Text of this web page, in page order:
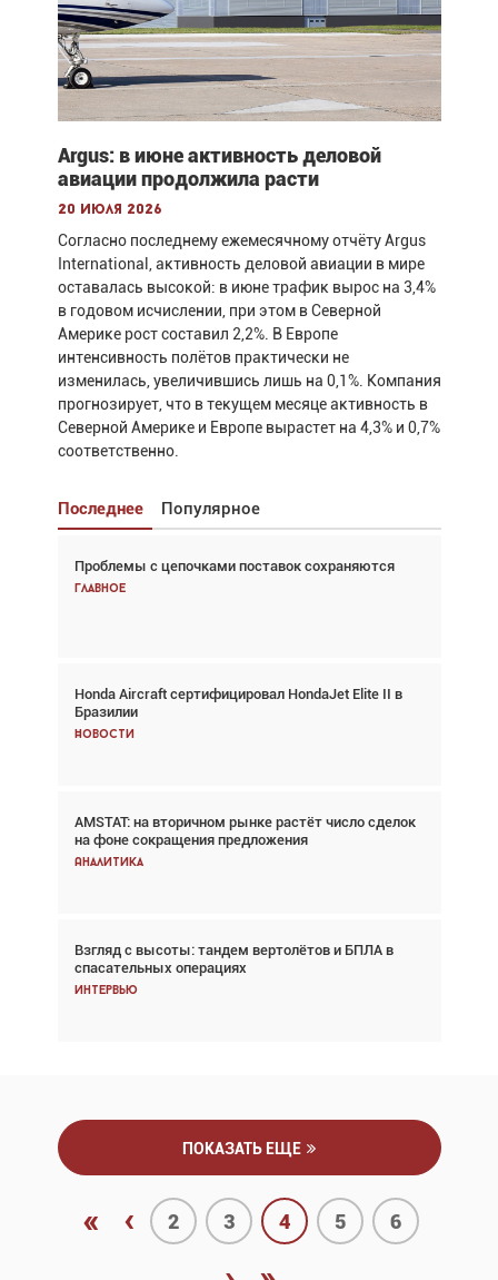
Argus: в июне активность деловой
авиации продолжила расти
20 июля 2026
Согласно последнему ежемесячному отчёту Argus
International, активность деловой авиации в мире
оставалась высокой: в июне трафик вырос на 3,4%
в годовом исчислении, при этом в Северной
Америке рост составил 2,2%. В Европе
интенсивность полётов практически не
изменилась, увеличившись лишь на 0,1%. Компания
прогнозирует, что в текущем месяце активность в
Северной Америке и Европе вырастет на 4,3% и 0,7%
соответственно.
Последнее Популярное
Проблемы с цепочками поставок сохраняются
Главное
Honda Aircraft сертифицировал HondaJet Elite II в
Бразилии
Новости
AMSTAT: на вторичном рынке растёт число сделок
на фоне сокращения предложения
Аналитика
Взгляд с высоты: тандем вертолётов и БПЛА в
спасательных операциях
Интервью
Взгляд с высоты: тандем вертолётов и БПЛА в
спасательных операциях
Авиационный фотограф Дэйв Кох: «Фотография
говорит сама за себя... а ИИ всё портит»
Новости
Проблемы с цепочками поставок сохраняются
Аналитика
Частный самолёт – это актив. Подходите к
покупке соответствующим образом
Интервью
ПОКАЗАТЬ ЕЩЕ
« ‹ 2 3 4 5 6